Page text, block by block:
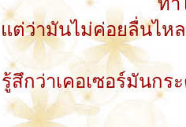
แต่ว่ามันไม่ค่อยลื่นไห
รู้สึกว่าเคอเซอร์มันก